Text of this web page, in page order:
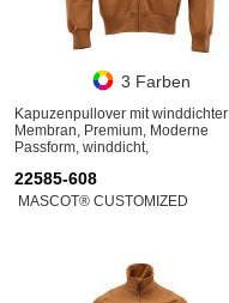
3 Farben
Kapuzenpullover mit winddichter
Membran, Premium, Moderne
Passform, winddicht,
22585-608
MASCOT® CUSTOMIZED